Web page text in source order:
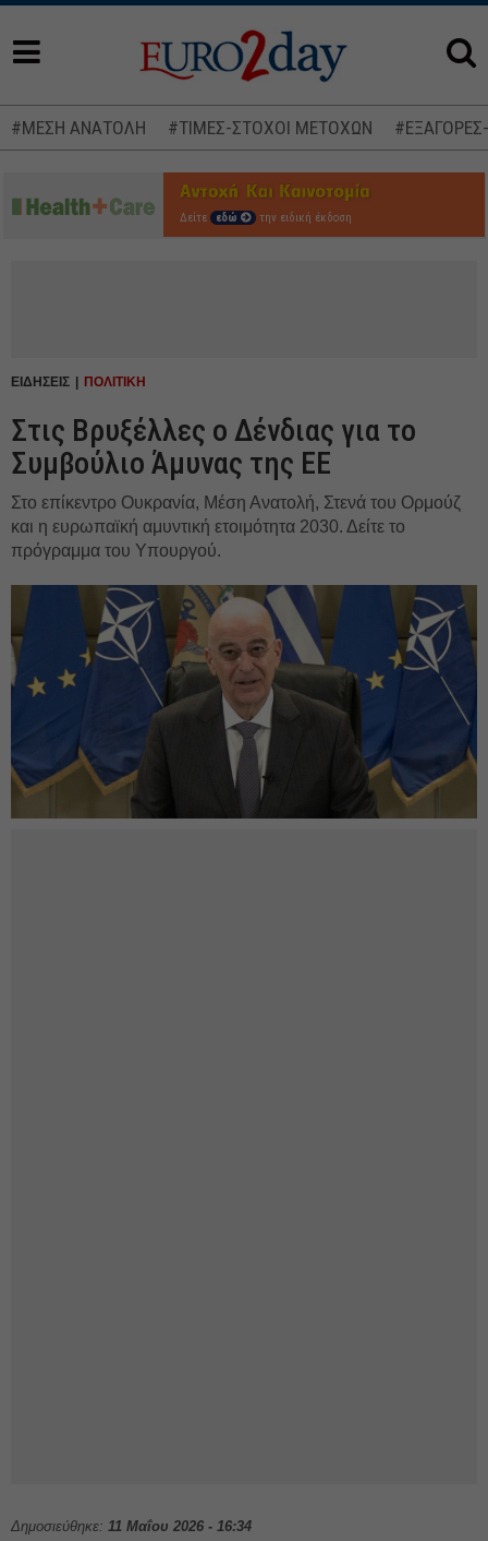
#ΜΕΣΗ ΑΝΑΤΟΛΗ #ΤΙΜΕΣ-ΣΤΟΧΟΙ ΜΕΤΟΧΩΝ
Δείτε εδώ την ειδική έκδοση
ΕΙΔΗΣΕΙΣ ΠΟΛΙΤΙΚΗ
Στις Βρυξέλλες ο Δένδιας για το
Συμβούλιο Άμυνας της ΕΕ
Στο επίκεντρο Ουκρανία, Μέση Ανατολή, Στενά του Ορμούζ
και η ευρωπαϊκή αμυντική ετοιμότητα 2030. Δείτε το
πρόγραμμα του Υπουργού.
Δημοσιεύθηκε: 11 Μαΐου 2026 - 16:34